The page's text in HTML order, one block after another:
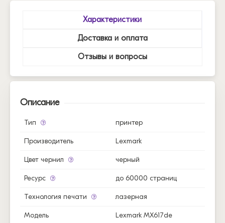
Характеристики
Доставка и оплата
Отзывы и вопросы
Описание
Тип принтер
Производитель Lexmark
Цвет чернил черный
Ресурс до 60000 страниц
Технология печати лазерная
Модель Lexmark MX617de